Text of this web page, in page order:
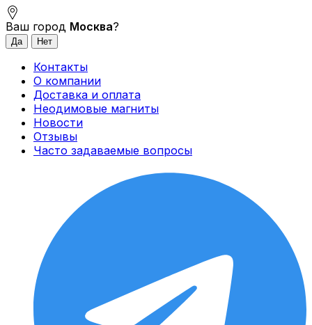
Ваш город Москва?
Контакты
О компании
Доставка и оплата
Неодимовые магниты
Новости
Отзывы
Часто задаваемые вопросы